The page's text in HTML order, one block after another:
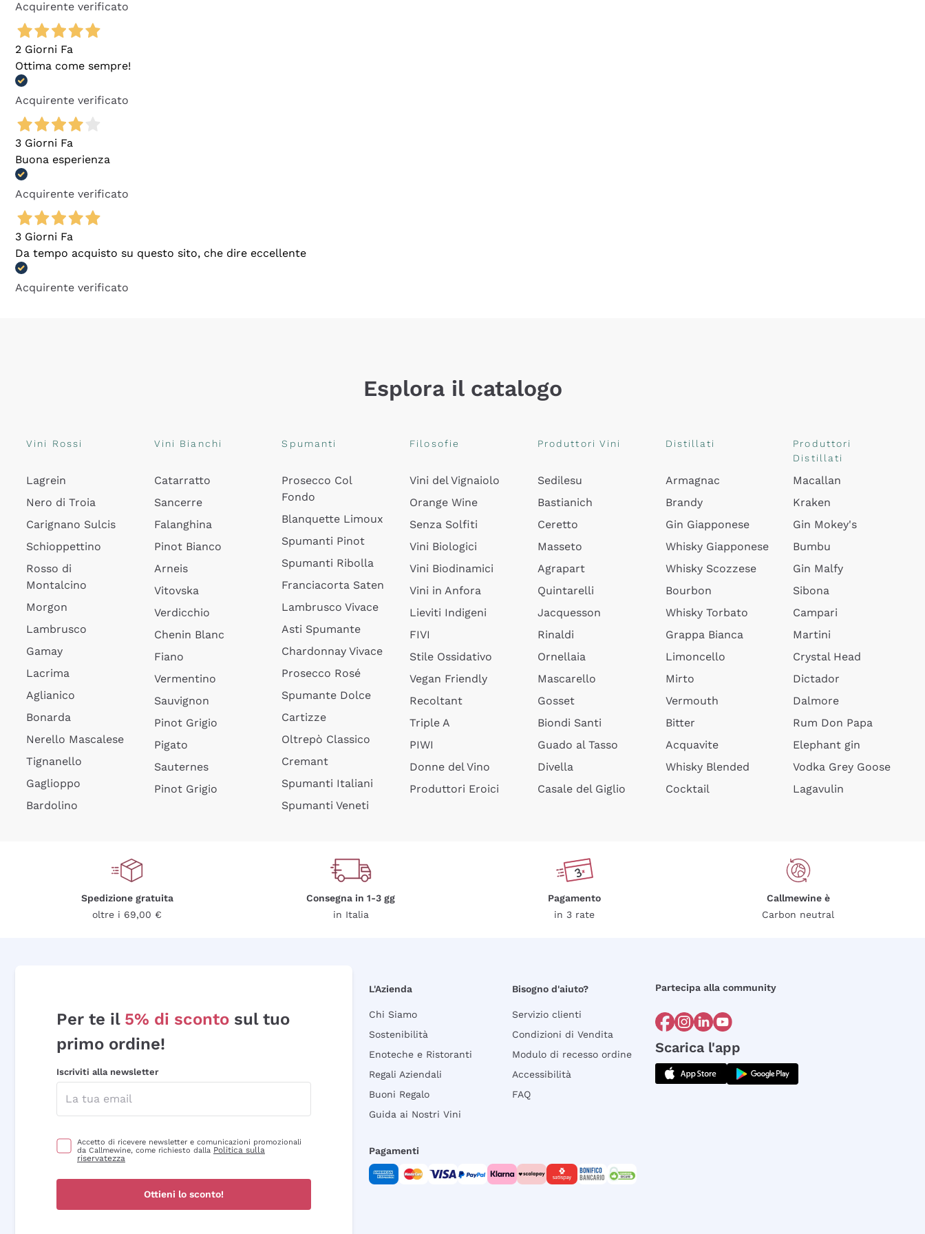
Acquirente verificato
2 Giorni Fa
Ottima come sempre!
Acquirente verificato
3 Giorni Fa
Buona esperienza
Acquirente verificato
3 Giorni Fa
Da tempo acquisto su questo sito, che dire eccellente
Acquirente verificato
Esplora il catalogo
Vini Rossi
Lagrein
Nero di Troia
Carignano Sulcis
Schioppettino
Rosso di
Montalcino
Morgon
Lambrusco
Gamay
Lacrima
Aglianico
Bonarda
Nerello Mascalese
Tignanello
Gaglioppo
Bardolino
Vini Bianchi
Catarratto
Sancerre
Falanghina
Pinot Bianco
Arneis
Vitovska
Verdicchio
Chenin Blanc
Fiano
Vermentino
Sauvignon
Pinot Grigio
Pigato
Sauternes
Pinot Grigio
Spumanti
Prosecco Col
Fondo
Blanquette Limoux
Spumanti Pinot
Spumanti Ribolla
Franciacorta Saten
Lambrusco Vivace
Asti Spumante
Chardonnay Vivace
Prosecco Rosé
Spumante Dolce
Cartizze
Oltrepò Classico
Cremant
Spumanti Italiani
Spumanti Veneti
Filosofie
Vini del Vignaiolo
Orange Wine
Senza Solfiti
Vini Biologici
Vini Biodinamici
Vini in Anfora
Lieviti Indigeni
FIVI
Stile Ossidativo
Vegan Friendly
Recoltant
Triple A
PIWI
Donne del Vino
Produttori Eroici
Produttori Vini
Sedilesu
Bastianich
Ceretto
Masseto
Agrapart
Quintarelli
Jacquesson
Rinaldi
Ornellaia
Mascarello
Gosset
Biondi Santi
Guado al Tasso
Divella
Casale del Giglio
Distillati
Armagnac
Brandy
Gin Giapponese
Whisky Giapponese
Whisky Scozzese
Bourbon
Whisky Torbato
Grappa Bianca
Limoncello
Mirto
Vermouth
Bitter
Acquavite
Whisky Blended
Cocktail
Produttori
Distillati
Macallan
Kraken
Gin Mokey's
Bumbu
Gin Malfy
Sibona
Campari
Martini
Crystal Head
Dictador
Dalmore
Rum Don Papa
Elephant gin
Vodka Grey Goose
Lagavulin
Spedizione gratuita
oltre i 69,00 €
Consegna in 1-3 gg
in Italia
Pagamento
in 3 rate
Callmewine è
Carbon neutral
Per te il 5% di sconto sul tuo
primo ordine!
Iscriviti alla newsletter
Accetto di ricevere newsletter e comunicazioni promozionali
da Callmewine, come richiesto dalla Politica sulla
riservatezza
Ottieni lo sconto!
L'Azienda
Chi Siamo
Sostenibilità
Enoteche e Ristoranti
Regali Aziendali
Buoni Regalo
Guida ai Nostri Vini
Bisogno d'aiuto?
Servizio clienti
Condizioni di Vendita
Modulo di recesso ordine
Accessibilità
FAQ
Partecipa alla community
Scarica l'app
Pagamenti